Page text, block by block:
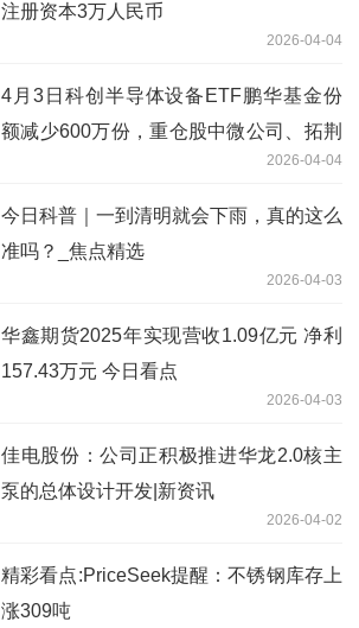
注册资本3万人民币
2026-04-04
4月3日科创半导体设备ETF鹏华基金份
额减少600万份，重仓股中微公司、拓荆
2026-04-04
今日科普｜一到清明就会下雨，真的这么
准吗？_焦点精选
2026-04-03
华鑫期货2025年实现营收1.09亿元 净利
157.43万元 今日看点
2026-04-03
佳电股份：公司正积极推进华龙2.0核主
泵的总体设计开发|新资讯
2026-04-02
精彩看点:PriceSeek提醒：不锈钢库存上
涨309吨